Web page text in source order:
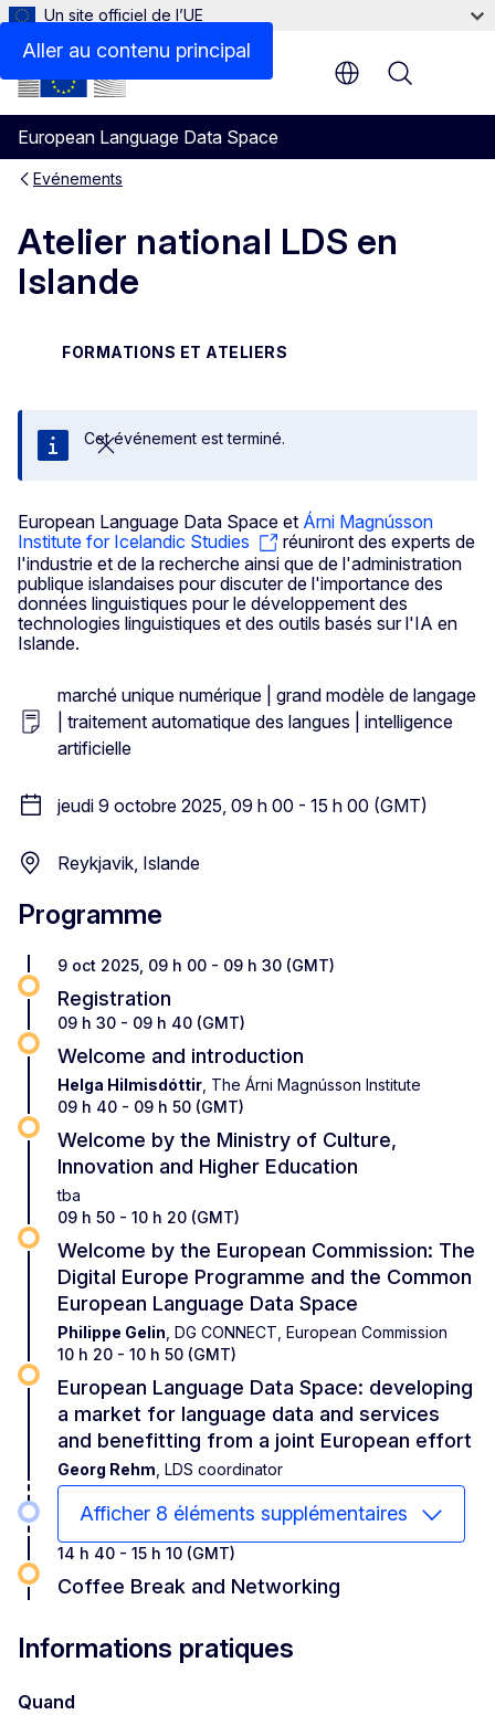
Aller au contenu principal
Un site officiel de l’UE
European Language Data Space
Menu
Evénements
Atelier national LDS en
Islande
FORMATIONS ET ATELIERS
Fermer
Cet événement est terminé.
European Language Data Space et Árni Magnússon
Institute for Icelandic Studies
réuniront des experts de
l'industrie et de la recherche ainsi que de l'administration
publique islandaises pour discuter de l'importance des
données linguistiques pour le développement des
technologies linguistiques et des outils basés sur l'IA en
Islande.
marché unique numérique | grand modèle de langage
| traitement automatique des langues | intelligence
artificielle
jeudi 9 octobre 2025, 09 h 00 - 15 h 00 (GMT)
Reykjavik, Islande
Programme
9 oct 2025, 09 h 00 - 09 h 30 (GMT)
Registration
09 h 30 - 09 h 40 (GMT)
Welcome and introduction
Helga Hilmisdóttir, The Árni Magnússon Institute
09 h 40 - 09 h 50 (GMT)
Welcome by the Ministry of Culture,
Innovation and Higher Education
tba
09 h 50 - 10 h 20 (GMT)
Welcome by the European Commission: The
Digital Europe Programme and the Common
European Language Data Space
Philippe Gelin, DG CONNECT, European Commission
10 h 20 - 10 h 50 (GMT)
European Language Data Space: developing
a market for language data and services
and benefitting from a joint European effort
Georg Rehm, LDS coordinator
Afficher 8 éléments supplémentaires
14 h 40 - 15 h 10 (GMT)
Coffee Break and Networking
Informations pratiques
Quand